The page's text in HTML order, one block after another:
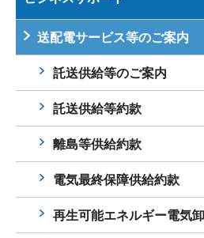
送配電サービス等のご案内
託送供給等のご案内
託送供給等約款
離島等供給約款
電気最終保障供給約款
再生可能エネルギー電気